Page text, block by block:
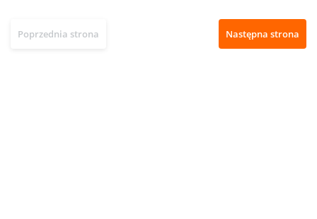
Poprzednia strona Następna strona